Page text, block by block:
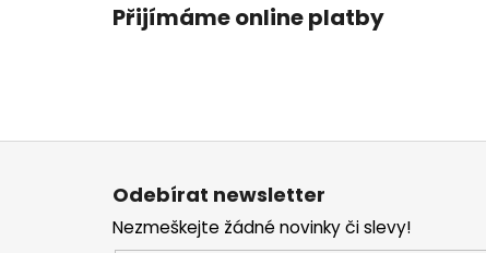
Přijímáme online platby
Z
Odebírat newsletter
Nezmeškejte žádné novinky či slevy!